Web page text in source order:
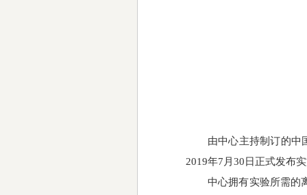
由中心主持制订的中
2019年7月30日正式发布
中心拥有实验所需的